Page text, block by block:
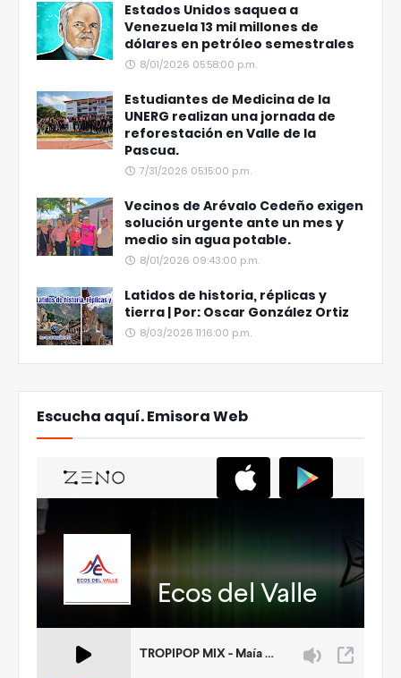
Estados Unidos saquea a
Venezuela 13 mil millones de
dólares en petróleo semestrales
8/01/2026 05:58:00 p.m.
Estudiantes de Medicina de la
UNERG realizan una jornada de
reforestación en Valle de la
Pascua.
7/31/2026 05:15:00 p.m.
Vecinos de Arévalo Cedeño exigen
solución urgente ante un mes y
medio sin agua potable.
8/01/2026 09:43:00 p.m.
Latidos de historia, réplicas y
tierra | Por: Oscar González Ortiz
8/03/2026 11:16:00 p.m.
Escucha aquí. Emisora Web